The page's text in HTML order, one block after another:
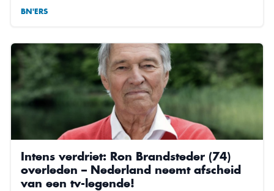
BN'ERS
Intens verdriet: Ron Brandsteder (74)
overleden – Nederland neemt afscheid
van een tv-legende!